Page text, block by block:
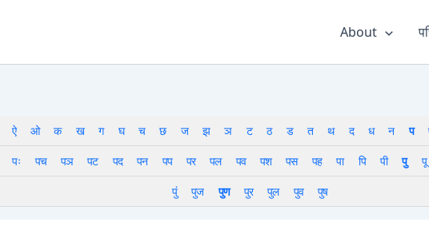
About
ऐ ओ क ख ग घ च छ ज झ ञ ट ठ ड त थ द ध न प
पः
पच पञ पट पद पन पप पर पल पव पश पस पह पा पि पी पु पू
पुं
पुज पुण पुर पुल पुव पुष